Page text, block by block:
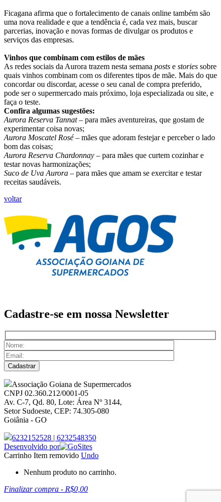
Ficagana afirma que o fortalecimento de canais online também são
uma nova realidade e que a tendência é, cada vez mais, buscar
parcerias, inovação e novas formas de divulgar os produtos e
serviços das empresas.
Vinhos que combinam com estilos de mães
As redes sociais da Aurora trazem nesta semana posts e stories sobre
quais vinhos combinam com os diferentes tipos de mãe. Mais do que
concordar ou discordar, acesse o seu canal de compra preferido,
pode ser o supermercado mais próximo, loja especializada ou site, e
faça o teste.
Confira algumas sugestões:
Aurora Reserva Tannat– para mães aventureiras, que gostam de
experimentar coisa novas;
Aurora Moscatel Rosé– mães que adoram festejar e perceber o lado
bom das coisas;
Aurora Reserva Chardonnay – para mães que curtem cozinhar e
testar novas harmonizações;
Suco de Uva Aurora – para mães que amam se exercitar e testar
receitas saudáveis.
voltar
Cadastre-se em nossa Newsletter
Associação Goiana de Supermercados
CNPJ 02.360.212/0001-05
Av. C-7, Qd. 80, Lote: Área Nº 3144,
Setor Sudoeste, CEP: 74.305-080
Goiânia - GO
6232152528 | 6232548350
Desenvolvido por
Carrinho Item removido Undo
Nenhum produto no carrinho.
Finalizar compra - R$0,00